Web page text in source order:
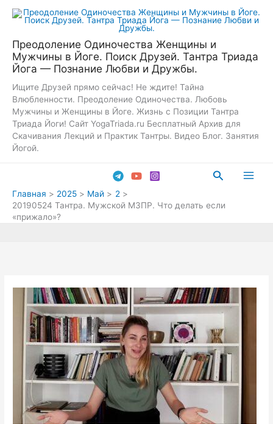
Перейти
Преодоление Одиночества Женщины и
Мужчины в Йоге. Поиск Друзей. Тантра Триада
Йога — Познание Любви и Дружбы.
Ищите Друзей прямо сейчас! Не ждите! Тайна
Влюбленности. Преодоление Одиночества. Любовь
Мужчины и Женщины в Йоге. Жизнь с Позиции Тантра
Триада Йоги! Сайт YogaTriada.ru Бесплатный Архив для
Скачивания Лекций и Практик Тантры. Видео Блог. Занятия
Йогой.
Поиск
Главная 2025 Май
2
20190524 Тантра. Мужской МЗПР. Что делать если
«прижало»?